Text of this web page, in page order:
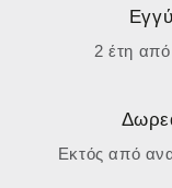
2 έτη
Εκτός από